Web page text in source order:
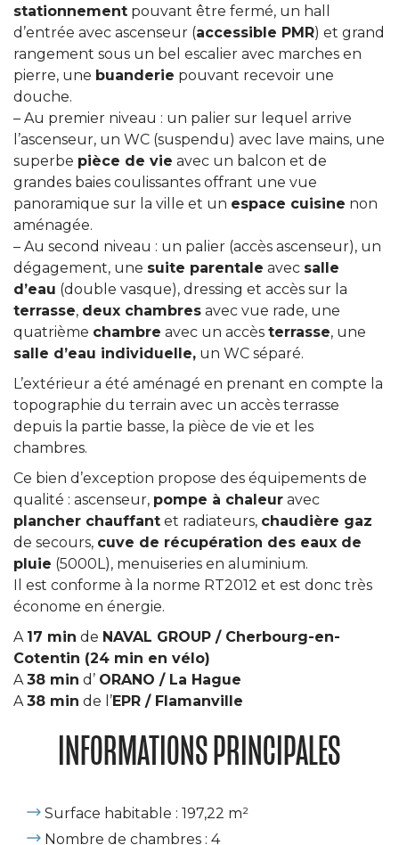
stationnement pouvant être fermé, un hall
d’entrée avec ascenseur (accessible PMR) et grand
rangement sous un bel escalier avec marches en
pierre, une buanderie pouvant recevoir une
douche.
– Au premier niveau : un palier sur lequel arrive
l’ascenseur, un WC (suspendu) avec lave mains, une
superbe pièce de vie avec un balcon et de
grandes baies coulissantes offrant une vue
panoramique sur la ville et un espace cuisine non
aménagée.
– Au second niveau : un palier (accès ascenseur), un
dégagement, une suite parentale avec salle
d’eau (double vasque), dressing et accès sur la
terrasse, deux chambres avec vue rade, une
quatrième chambre avec un accès terrasse, une
salle d’eau individuelle, un WC séparé.
L’extérieur a été aménagé en prenant en compte la
topographie du terrain avec un accès terrasse
depuis la partie basse, la pièce de vie et les
chambres.
Ce bien d’exception propose des équipements de
qualité : ascenseur, pompe à chaleur avec
plancher chauffant et radiateurs, chaudière gaz
de secours, cuve de récupération des eaux de
pluie (5000L), menuiseries en aluminium.
Il est conforme à la norme RT2012 et est donc très
économe en énergie.
A 17 min de NAVAL GROUP / Cherbourg-en-
Cotentin (24 min en vélo)
A 38 min d’ ORANO / La Hague
A 38 min de l’EPR / Flamanville
INFORMATIONS PRINCIPALES
Surface habitable : 197,22 m²
Nombre de chambres : 4